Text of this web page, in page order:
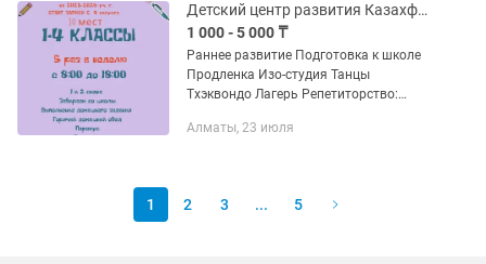
Детский центр развития Казахфильм
1 000 - 5 000 ₸
Раннее развитие Подготовка к школе
Продленка Изо-студия Танцы
Тхэквондо Лагерь Репетиторство:
Казахский язык Английский язык
Алматы, 23 июля
1 2 3 ... 5